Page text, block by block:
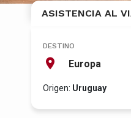
ASISTENCIA AL
DESTINO
Europa
Origen: Uruguay